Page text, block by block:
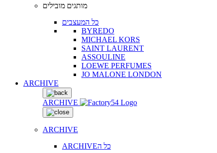
מותגים מובילים
כל המעצבים
BYREDO
MICHAEL KORS
SAINT LAURENT
ASSOULINE
LOEWE PERFUMES
JO MALONE LONDON
ARCHIVE
ARCHIVE
ARCHIVE
ARCHIVEכל ה